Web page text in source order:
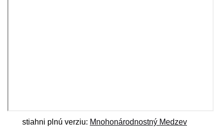
stiahni plnú verziu: Mnohonárodnostný Medzev